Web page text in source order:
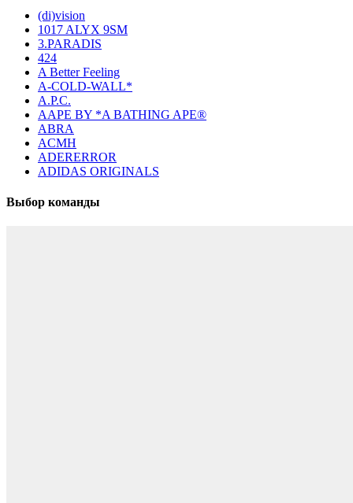
(di)vision
1017 ALYX 9SM
3.PARADIS
424
A Better Feeling
A-COLD-WALL*
A.P.C.
AAPE BY *A BATHING APE®
ABRA
ACMH
ADERERROR
ADIDAS ORIGINALS
Выбор команды